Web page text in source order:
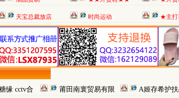
天宝总裁放店 时尚运动 ★主打
缘 cctv合
莆田南寰贸易有限
A姬存希护